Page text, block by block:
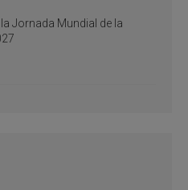
Jornada Mundial de la